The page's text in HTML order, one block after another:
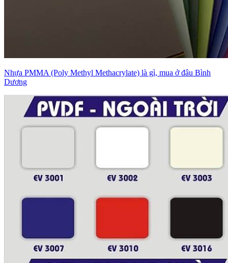
Nhựa PMMA (Poly Methyl Methacrylate) là gì, mua ở đâu Bình
Dương